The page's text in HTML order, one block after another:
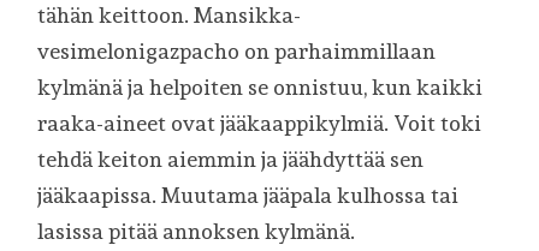
tähän keittoon. Mansikka-
vesimelonigazpacho on parhaimmillaan
kylmänä ja helpoiten se onnistuu, kun kaikki
raaka-aineet ovat jääkaappikylmiä. Voit toki
tehdä keiton aiemmin ja jäähdyttää sen
jääkaapissa. Muutama jääpala kulhossa tai
lasissa pitää annoksen kylmänä.